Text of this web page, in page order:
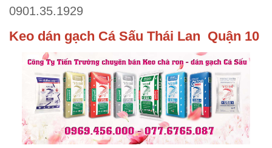
0901.35.1929
Keo dán gạch Cá Sấu Thái Lan Quận 10